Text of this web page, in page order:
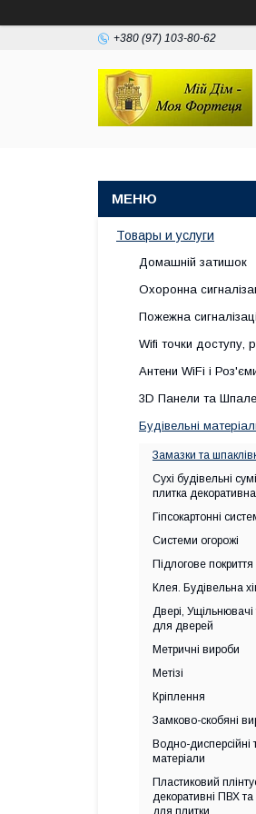
+380 (97) 103-80-62
Товары и услуги
Домашній затишок
Охоронна
Пожежна
Wifi точки доступу,
Антени WiFi і
3D Панели та
Будівельні
Замазки та
Сухі будівельні
плитка декоративна
Гіпсокартонні
Системи огорожі
Підлогове покриття
Клея. Будівельна
Двері,
для дверей
Метричні вироби
Метізі
Кріплення
Замково-скобяні
Водно-дисперсійні
матеріали
Пластиковий
декоративні ПВХ
для плитки